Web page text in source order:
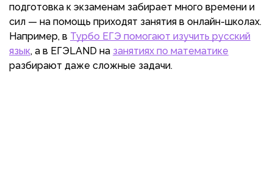
подготовка к экзаменам забирает много времени и
сил — на помощь приходят занятия в онлайн-школах.
Например, в Турбо ЕГЭ помогают изучить русский
язык, а в ЕГЭLAND на занятиях по математике
разбирают даже сложные задачи.